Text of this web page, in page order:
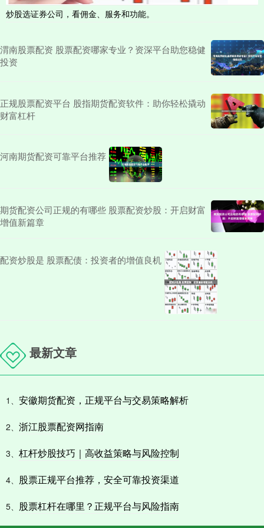
炒股选证券公司，看佣金、服务和功能。
渭南股票配资 股票配资哪家专业？资深平台助您稳健
投资
正规股票配资平台 股指期货配资软件：助你轻松撬动
财富杠杆
河南期货配资可靠平台推荐
期货配资公司正规的有哪些 股票配资炒股：开启财富
增值新篇章
配资炒股是 股票配债：投资者的增值良机
最新文章
1、 安徽期货配资，正规平台与交易策略解析
2、 浙江股票配资网指南
3、 杠杆炒股技巧｜高收益策略与风险控制
4、 股票正规平台推荐，安全可靠投资渠道
5、 股票杠杆在哪里？正规平台与风险指南